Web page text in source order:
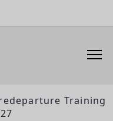
Training